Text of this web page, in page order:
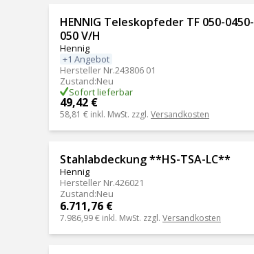
HENNIG Teleskopfeder TF 050-0450-
050 V/H
Hennig
+1 Angebot
Hersteller Nr.243806 01
Zustand:Neu
Sofort lieferbar
49,42 €
58,81 € inkl. MwSt. zzgl. Versandkosten
Stahlabdeckung **HS-TSA-LC**
Hennig
Hersteller Nr.426021
Zustand:Neu
6.711,76 €
7.986,99 € inkl. MwSt. zzgl. Versandkosten